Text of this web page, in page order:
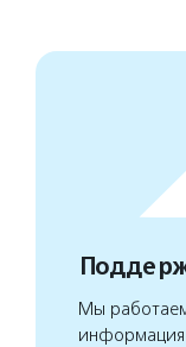
Мы
информация